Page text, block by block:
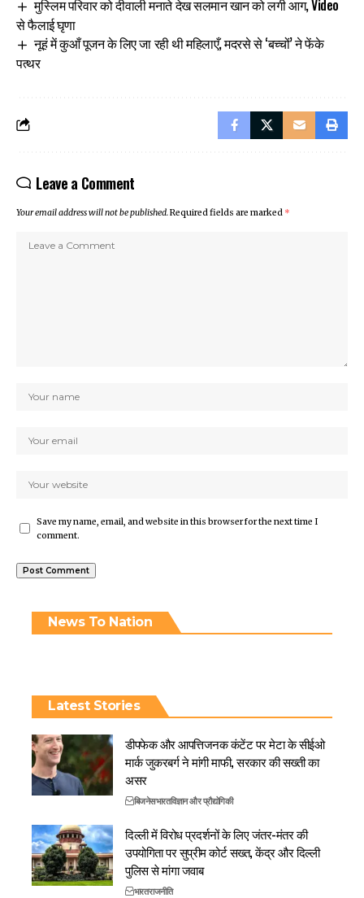
मुस्लिम परिवार को दीवाली मनाते देख सलमान खान को लगी आग, Video
से फैलाई घृणा
नूहं में कुआँ पूजन के लिए जा रही थी महिलाएँ, मदरसे से ‘बच्चों’ ने फेंके
पत्थर
Leave a Comment
Your email address will not be published.Required fields are marked *
Save my name, email, and website in this browser for the next time I
comment.
News To Nation
Latest Stories
डीपफेक और आपत्तिजनक कंटेंट पर मेटा के सीईओ
मार्क जुकरबर्ग ने मांगी माफी, सरकार की सख्ती का
असर
बिजनेसभारतविज्ञान और प्रौद्योगिकी
दिल्ली में विरोध प्रदर्शनों के लिए जंतर-मंतर की
उपयोगिता पर सुप्रीम कोर्ट सख्त, केंद्र और दिल्ली
पुलिस से मांगा जवाब
भारतराजनीति